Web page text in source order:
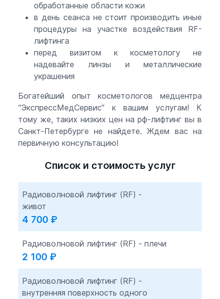
обработанные области кожи
в день сеанса не стоит производить иные
процедуры на участке воздействия RF-
лифтинга
перед визитом к косметологу не
надевайте линзы и металлические
украшения
Богатейший опыт косметологов медцентра
“ЭкспрессМедСервис” к вашим услугам! К
тому же, таких низких цен на рф-лифтинг вы в
Санкт-Петербурге не найдете. Ждем вас на
первичную консультацию!
Список и стоимость услуг
Радиоволновой лифтинг (RF) -
живот
4 700 ₽
Радиоволновой лифтинг (RF) - плечи
2 100 ₽
Радиоволновой лифтинг (RF) -
внутренняя поверхность одного